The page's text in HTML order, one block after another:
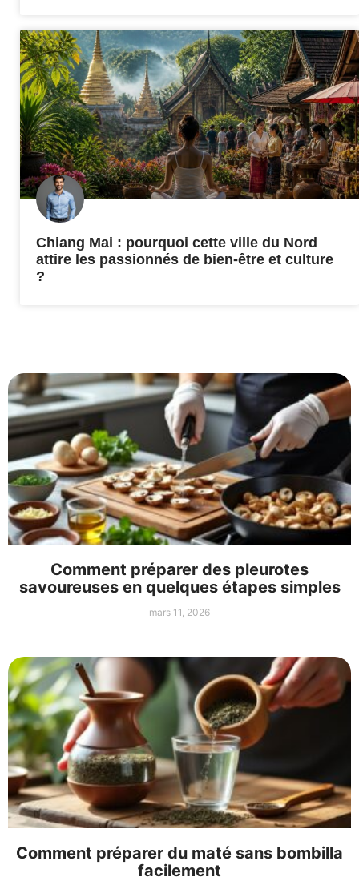
Chiang Mai : pourquoi cette ville du Nord
attire les passionnés de bien-être et culture
?
Comment préparer des pleurotes
savoureuses en quelques étapes simples
mars 11, 2026
Comment préparer du maté sans bombilla
facilement